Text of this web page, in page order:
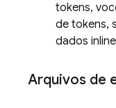
tokens,
de tokens,
dados
Arquivos de